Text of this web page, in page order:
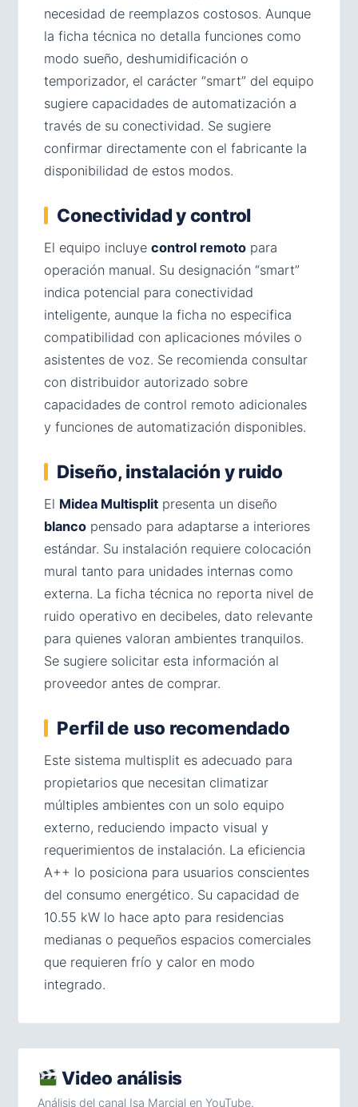
necesidad de reemplazos costosos. Aunque
la ficha técnica no detalla funciones como
modo sueño, deshumidificación o
temporizador, el carácter “smart” del equipo
sugiere capacidades de automatización a
través de su conectividad. Se sugiere
confirmar directamente con el fabricante la
disponibilidad de estos modos.
Conectividad y control
El equipo incluye control remoto para
operación manual. Su designación “smart”
indica potencial para conectividad
inteligente, aunque la ficha no especifica
compatibilidad con aplicaciones móviles o
asistentes de voz. Se recomienda consultar
con distribuidor autorizado sobre
capacidades de control remoto adicionales
y funciones de automatización disponibles.
Diseño, instalación y ruido
El Midea Multisplit presenta un diseño
blanco pensado para adaptarse a interiores
estándar. Su instalación requiere colocación
mural tanto para unidades internas como
externa. La ficha técnica no reporta nivel de
ruido operativo en decibeles, dato relevante
para quienes valoran ambientes tranquilos.
Se sugiere solicitar esta información al
proveedor antes de comprar.
Perfil de uso recomendado
Este sistema multisplit es adecuado para
propietarios que necesitan climatizar
múltiples ambientes con un solo equipo
externo, reduciendo impacto visual y
requerimientos de instalación. La eficiencia
A++ lo posiciona para usuarios conscientes
del consumo energético. Su capacidad de
10.55 kW lo hace apto para residencias
medianas o pequeños espacios comerciales
que requieren frío y calor en modo
integrado.
Video análisis
Análisis del canal Isa Marcial en YouTube.